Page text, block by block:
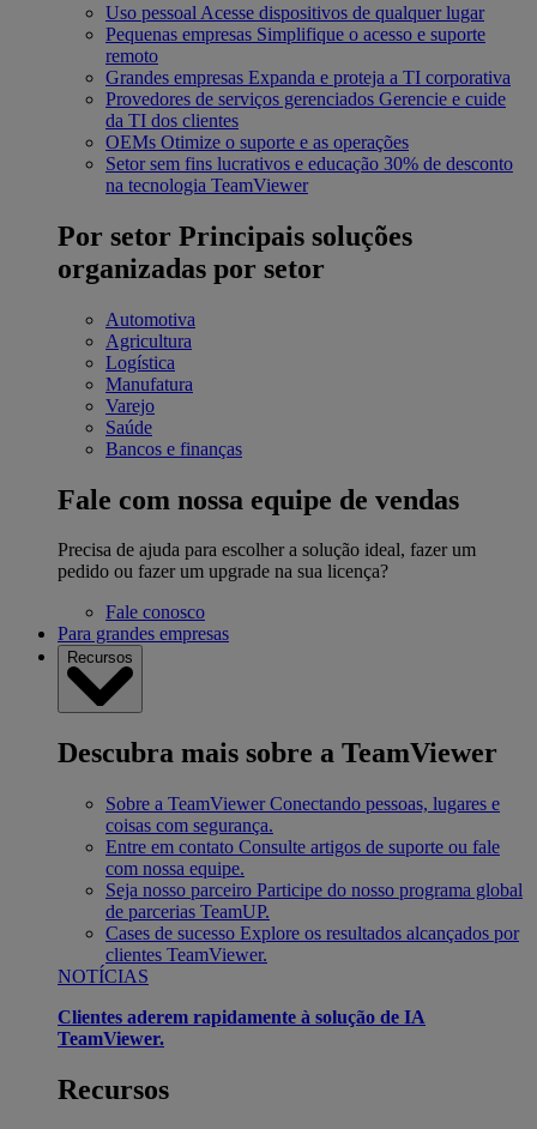
Uso pessoal Acesse dispositivos de qualquer lugar
Pequenas empresas Simplifique o acesso e suporte
remoto
Grandes empresas Expanda e proteja a TI corporativa
Provedores de serviços gerenciados Gerencie e cuide
da TI dos clientes
OEMs Otimize o suporte e as operações
Setor sem fins lucrativos e educação 30% de desconto
na tecnologia TeamViewer
Por setor Principais soluções
organizadas por setor
Automotiva
Agricultura
Logística
Manufatura
Varejo
Saúde
Bancos e finanças
Fale com nossa equipe de vendas
Precisa de ajuda para escolher a solução ideal, fazer um
pedido ou fazer um upgrade na sua licença?
Fale conosco
Para grandes empresas
Recursos
Descubra mais sobre a TeamViewer
Sobre a TeamViewer Conectando pessoas, lugares e
coisas com segurança.
Entre em contato Consulte artigos de suporte ou fale
com nossa equipe.
Seja nosso parceiro Participe do nosso programa global
de parcerias TeamUP.
Cases de sucesso Explore os resultados alcançados por
clientes TeamViewer.
NOTÍCIAS
Clientes aderem rapidamente à solução de IA
TeamViewer.
Recursos